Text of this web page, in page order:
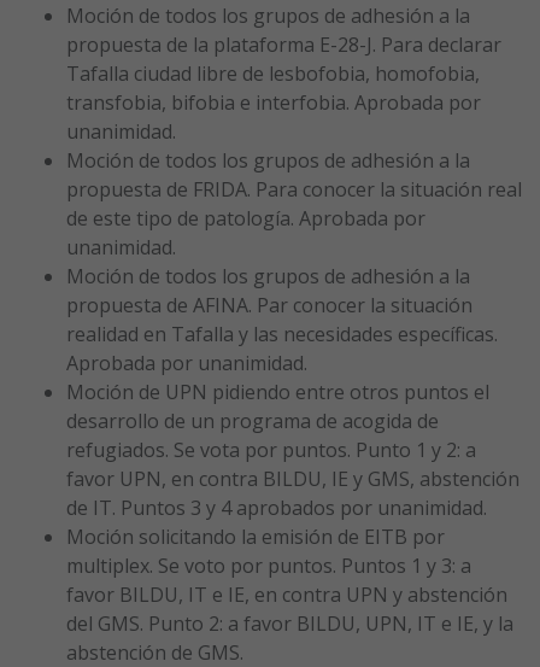
Moción de todos los grupos de adhesión a la
propuesta de la plataforma E-28-J. Para declarar
Tafalla ciudad libre de lesbofobia, homofobia,
transfobia, bifobia e interfobia. Aprobada por
unanimidad.
Moción de todos los grupos de adhesión a la
propuesta de FRIDA. Para conocer la situación real
de este tipo de patología. Aprobada por
unanimidad.
Moción de todos los grupos de adhesión a la
propuesta de AFINA. Par conocer la situación
realidad en Tafalla y las necesidades específicas.
Aprobada por unanimidad.
Moción de UPN pidiendo entre otros puntos el
desarrollo de un programa de acogida de
refugiados. Se vota por puntos. Punto 1 y 2: a
favor UPN, en contra BILDU, IE y GMS, abstención
de IT. Puntos 3 y 4 aprobados por unanimidad.
Moción solicitando la emisión de EITB por
multiplex. Se voto por puntos. Puntos 1 y 3: a
favor BILDU, IT e IE, en contra UPN y abstención
del GMS. Punto 2: a favor BILDU, UPN, IT e IE, y la
abstención de GMS.